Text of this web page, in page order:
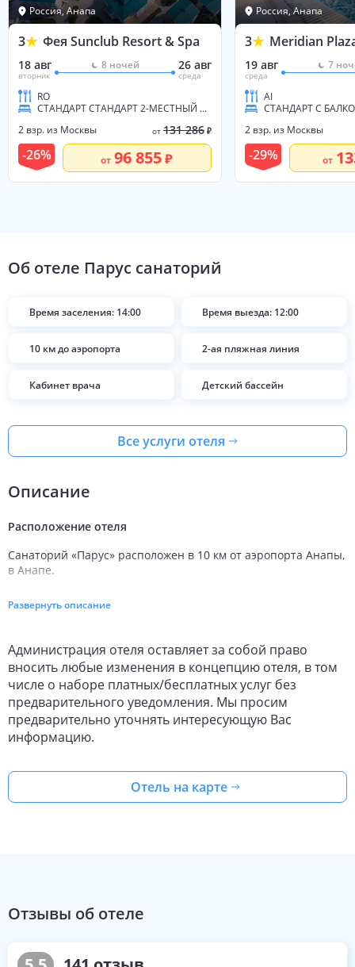
Россия, Анапа
3 Фея Sunclub Resort & Spa
18 авг
вторник
8 ночей 26 авг
среда
RO
СТАНДАРТ СТАНДАРТ 2-МЕСТНЫЙ КОРП. 28
2 взр. из Москвы
от 131 286 ₽
-26% от 96 855
Россия, Анапа
3 Meridian
19 авг
среда
7
AI
СТАНДАРТ С
2 взр. из Москвы
-29% от
Об отеле Парус санаторий
Время заселения: 14:00 Время выезда: 12:00
10 км до аэропорта 2-ая пляжная линия
Кабинет врача Детский бассейн
Все услуги отеля
Описание
Расположение отеля
Санаторий «Парус» расположен в 10 км от аэропорта Анапы,
в Анапе.
Номерной фонд санатория «Парус»
Во всех номерах есть:
санузел с душем;
телевизор;
кондиционер;
холодильник.
восточной кухней, 2 кафе, пляжный бар «Гавань», 2 бара у
Развернуть описание
Администрация отеля оставляет за собой право
вносить любые изменения в концепцию отеля, в том
числе о наборе платных/бесплатных услуг без
предварительного уведомления. Мы просим
предварительно уточнять интересующую Вас
информацию.
Отель на карте
Отзывы об отеле